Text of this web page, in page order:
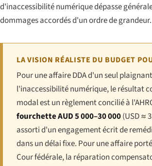
d'inaccessibilité numérique dépasse
dommages accordés d'un ordre de grandeur.
LA VISION RÉALISTE DU BUDGET
Pour une affaire DDA d'un seul
l'inaccessibilité numérique, le résultat
modal est un règlement concilié à
fourchette AUD 5 000–30 000(USD ≈
assorti d'un engagement écrit de
dans un délai fixe. Pour une affaire
Cour fédérale, la réparation